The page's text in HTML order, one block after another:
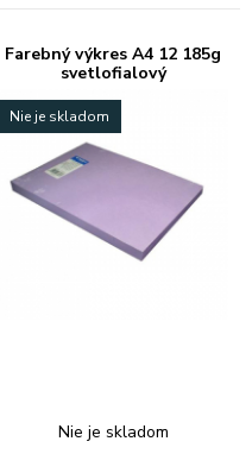
Farebný výkres A4 12 185g
svetlofialový
Nie je skladom
Nie je skladom